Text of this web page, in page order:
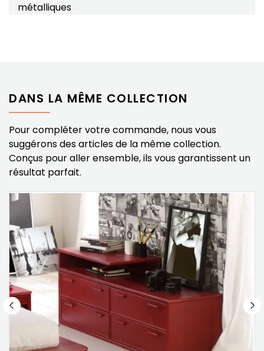
métalliques
DANS LA MÊME COLLECTION
Pour compléter votre commande, nous vous
suggérons des articles de la même collection.
Conçus pour aller ensemble, ils vous garantissent un
résultat parfait.